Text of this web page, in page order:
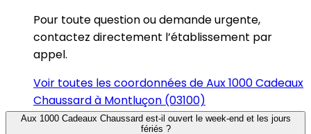
Pour toute question ou demande urgente,
contactez directement l’établissement par
appel.
Voir toutes les coordonnées de Aux 1000 Cadeaux
Chaussard à Montluçon (03100)
Aux 1000 Cadeaux Chaussard est-il ouvert le week-end et les jours
fériés ?